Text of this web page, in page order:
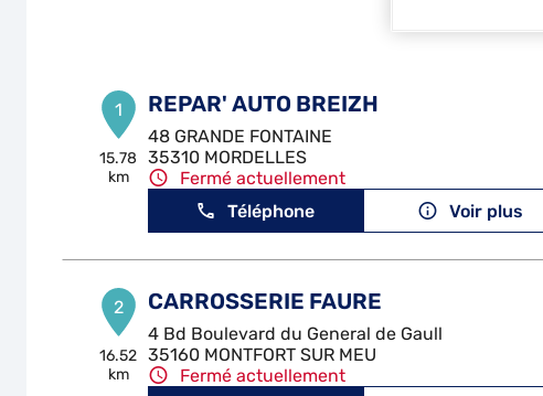
1
15.78
km
REPAR' AUTO BREIZH
48 GRANDE FONTAINE
35310 MORDELLES
Fermé actuellement
Téléphone
Voir plus
2
16.52
km
CARROSSERIE FAURE
4 Bd Boulevard du General de Gaull
35160 MONTFORT SUR MEU
Fermé actuellement